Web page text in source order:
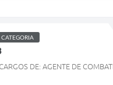
CATEGORIA
DE: AGENTE DE